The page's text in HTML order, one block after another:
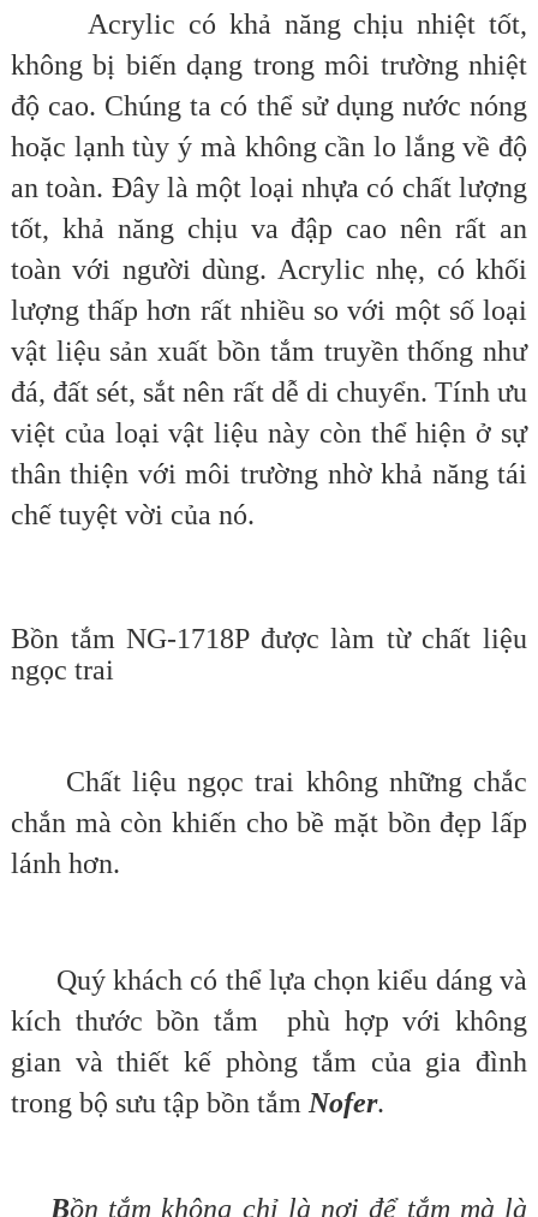
Acrylic có khả năng chịu nhiệt tốt,
không bị biến dạng trong môi trường nhiệt
độ cao. Chúng ta có thể sử dụng nước nóng
hoặc lạnh tùy ý mà không cần lo lắng về độ
an toàn. Đây là một loại nhựa có chất lượng
tốt, khả năng chịu va đập cao nên rất an
toàn với người dùng. Acrylic nhẹ, có khối
lượng thấp hơn rất nhiều so với một số loại
vật liệu sản xuất bồn tắm truyền thống như
đá, đất sét, sắt nên rất dễ di chuyển. Tính ưu
việt của loại vật liệu này còn thể hiện ở sự
thân thiện với môi trường nhờ khả năng tái
chế tuyệt vời của nó.
Bồn tắm NG-1718P được làm từ chất liệu
ngọc trai
Chất liệu ngọc trai không những chắc
chắn mà còn khiến cho bề mặt bồn đẹp lấp
lánh hơn.
Quý khách có thể lựa chọn kiểu dáng và
kích thước bồn tắm phù hợp với không
gian và thiết kế phòng tắm của gia đình
trong bộ sưu tập bồn tắm Nofer.
Bồn tắm không chỉ là nơi để tắm mà là